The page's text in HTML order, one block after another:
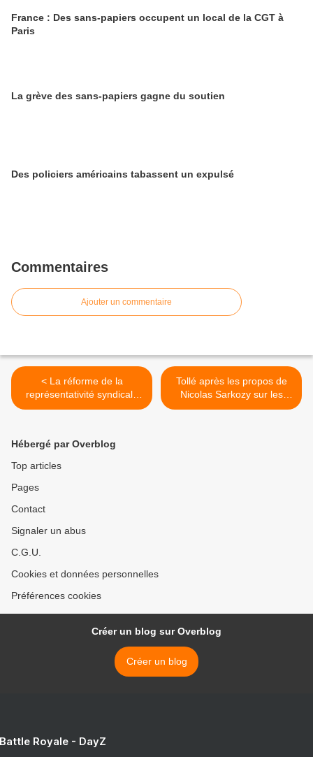
France : Des sans-papiers occupent un local de la CGT à
Paris
La grève des sans-papiers gagne du soutien
Des policiers américains tabassent un expulsé
Commentaires
Ajouter un commentaire
< La réforme de la
représentativité syndicale
met en évidence l'alliance
Tollé après les propos de
Nicolas Sarkozy sur les
libertés en Tunisie >
Hébergé par Overblog
Top articles
Pages
Contact
Signaler un abus
C.G.U.
Cookies et données personnelles
Préférences cookies
Créer un blog sur Overblog
Créer un blog
Royale - DayZ